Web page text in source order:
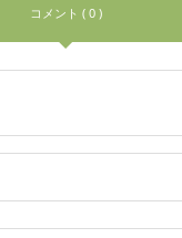
コメント ( 0 )